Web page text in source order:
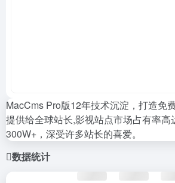
MacCms Pro版12年技术沉淀，打造免
提供给全球站长,影视站点市场占有率高
300W+，深受许多站长的喜爱。
数据统计